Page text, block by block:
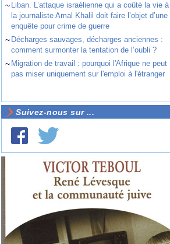
~ Liban. L’attaque israélienne qui a coûté la vie à
la journaliste Amal Khalil doit faire l’objet d’une
enquête pour crime de guerre
~ Décharges sauvages, décharges anciennes :
comment surmonter la tentation de l’oubli ?
~ Migration de travail : pourquoi l'Afrique ne peut
pas miser uniquement sur l'emploi à l'étranger
Suivez-nous sur ...